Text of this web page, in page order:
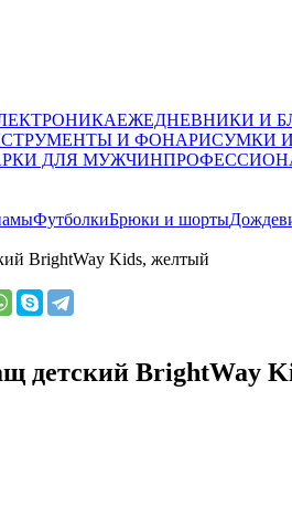
ЕЖЕДНЕВНИКИ И
И ФОНАРИСУМКИ
ДЛЯ МУЖЧИН
ФутболкиБрюки и шорты
BrightWay Kids, желтый
детский BrightWay